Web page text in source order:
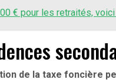
€ pour les retraités,
de la taxe foncière